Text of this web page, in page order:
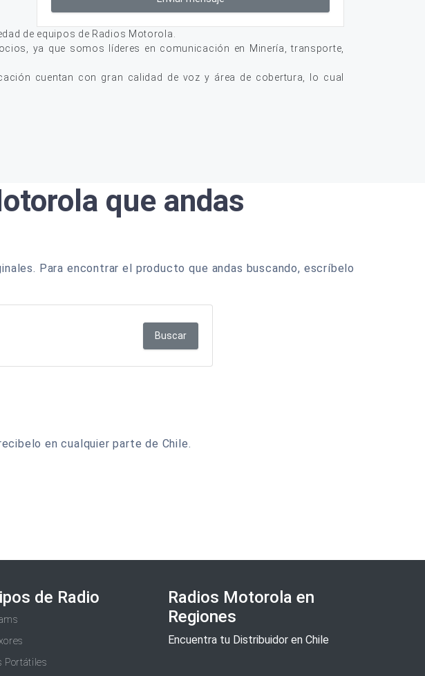
de equipos de Radios Motorola.
ya que somos líderes en comunicación en Minería, transporte,
cuentan con gran calidad de voz y área de cobertura, lo cual
que andas
Para encontrar el producto que andas buscando, escríbelo
Buscar
en cualquier parte de Chile.
de Radio
Portátiles
Radios Motorola en
Regiones
Encuentra tu Distribuidor en Chile